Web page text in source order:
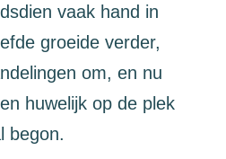
vaak hand in
groeide verder,
om, en nu
huwelijk op de plek
begon.